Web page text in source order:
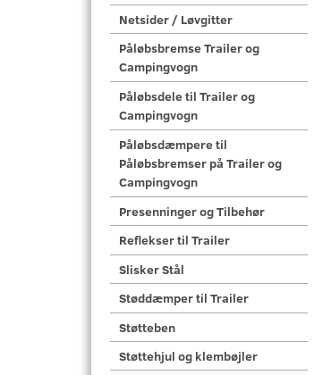
Netsider / Løvgitter
Påløbsbremse Trailer og
Campingvogn
Påløbsdele til Trailer og
Campingvogn
Påløbsdæmpere til
Påløbsbremser på Trailer og
Campingvogn
Presenninger og Tilbehør
Reflekser til Trailer
Slisker Stål
Støddæmper til Trailer
Støtteben
Støttehjul og klembøjler